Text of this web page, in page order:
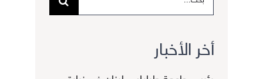
عن:
أخر الأخبار